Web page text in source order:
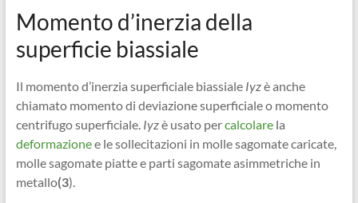
Momento d’inerzia della
superficie biassiale
Il momento d’inerzia superficiale biassiale Iyzè anche
chiamato momento di deviazione superficiale o momento
centrifugo superficiale. Iyzè usato percalcolarela
deformazionee le sollecitazioni in molle sagomate caricate,
molle sagomate piatte e parti sagomate asimmetriche in
metallo(3).